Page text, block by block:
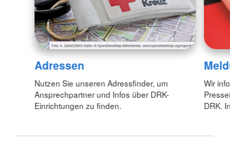
Adressen
Nutzen Sie unseren Adressfinder, um
Ansprechpartner und Infos über DRK-
Einrichtungen zu finden.
Wir
DRK.